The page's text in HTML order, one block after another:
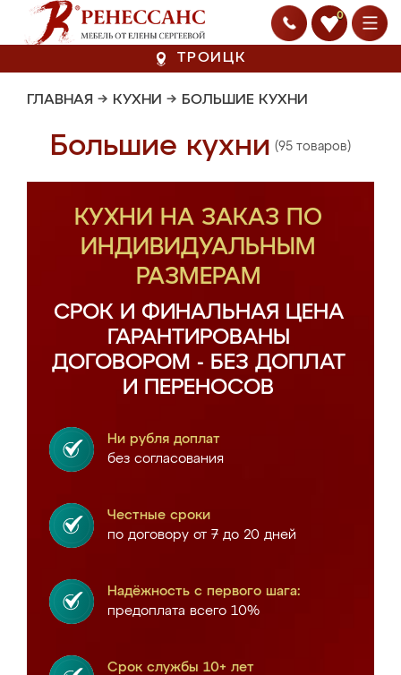
0
ТРОИЦК
ГЛАВНАЯ → КУХНИ → БОЛЬШИЕ КУХНИ
Большие кухни (95 товаров)
КУХНИ НА ЗАКАЗ ПО
ИНДИВИДУАЛЬНЫМ
РАЗМЕРАМ
СРОК И ФИНАЛЬНАЯ ЦЕНА
ГАРАНТИРОВАНЫ
ДОГОВОРОМ - БЕЗ ДОПЛАТ
И ПЕРЕНОСОВ
Ни рубля доплат
без согласования
Честные сроки
по договору от 7 до 20 дней
Надёжность с первого шага:
предоплата всего 10%
Срок службы 10+ лет